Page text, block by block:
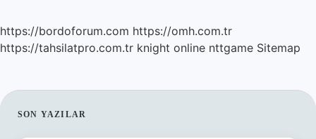
https://bordoforum.com https://omh.com.tr
https://tahsilatpro.com.tr knight online nttgame Sitemap
SIDEBAR
SON YAZILAR